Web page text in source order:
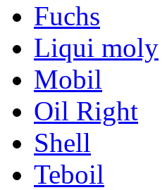
Fuchs
Liqui moly
Mobil
Oil Right
Shell
Teboil